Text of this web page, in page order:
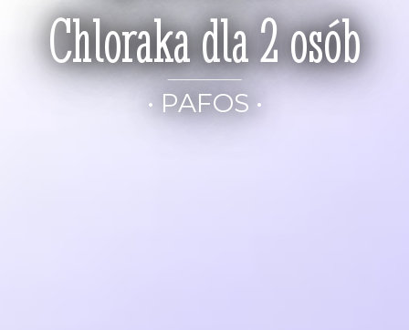
Chloraka dla 2 osób
• PAFOS •